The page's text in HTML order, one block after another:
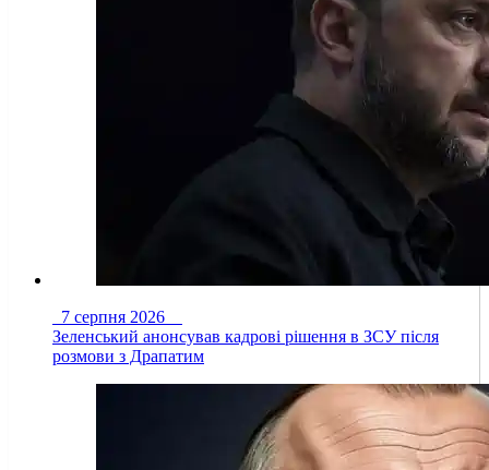
7 серпня 2026
Зеленський анонсував кадрові рішення в ЗСУ після
розмови з Драпатим